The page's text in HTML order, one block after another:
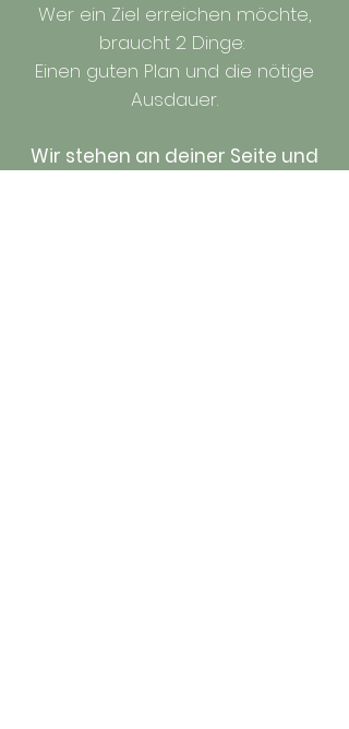
Wer ein Ziel erreichen möchte,
braucht 2 Dinge:
Einen guten Plan und die nötige
Ausdauer.
Wir stehen an deiner Seite und